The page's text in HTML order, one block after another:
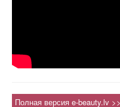
Полная версия e-beauty.lv >>